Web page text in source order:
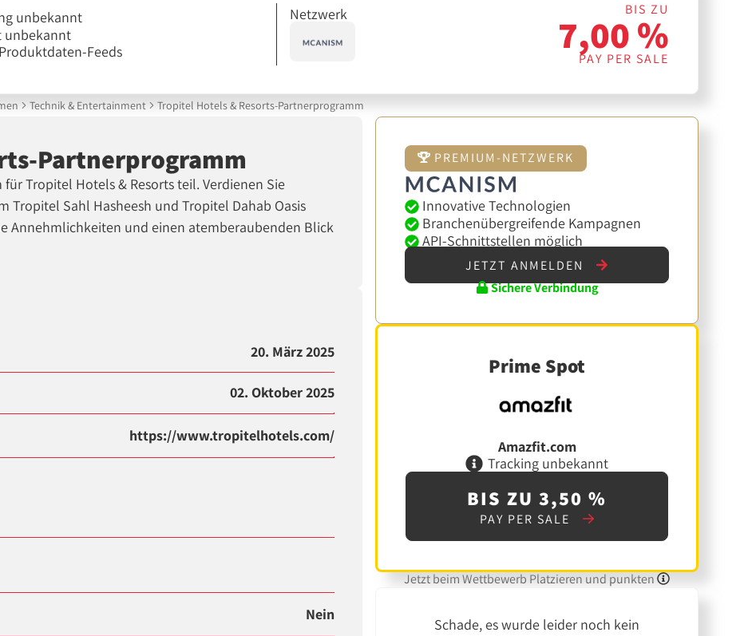
unbekannt
unbekannt
Feeds
Netzwerk BIS ZU
7,00 %
PAY PER SALE
Technik & Entertainment Tropitel Hotels & Resorts-Partnerprogramm
Partnerprogramm
Tropitel Hotels & Resorts teil. Verdienen Sie
Tropitel Sahl Hasheesh und Tropitel Dahab Oasis
Annehmlichkeiten und einen atemberaubenden Blick
20. März 2025
02. Oktober 2025
https://www.tropitelhotels.com/
Nein
PREMIUM-NETZWERK
Innovative Technologien
Branchenübergreifende Kampagnen
API-Schnittstellen möglich
JETZT ANMELDEN
Sichere Verbindung
Prime Spot
Amazfit.com
Tracking unbekannt
BIS ZU 3,50 %
PAY PER SALE
Jetzt beim Wettbewerb Platzieren und punkten
Schade, es wurde leider noch kein